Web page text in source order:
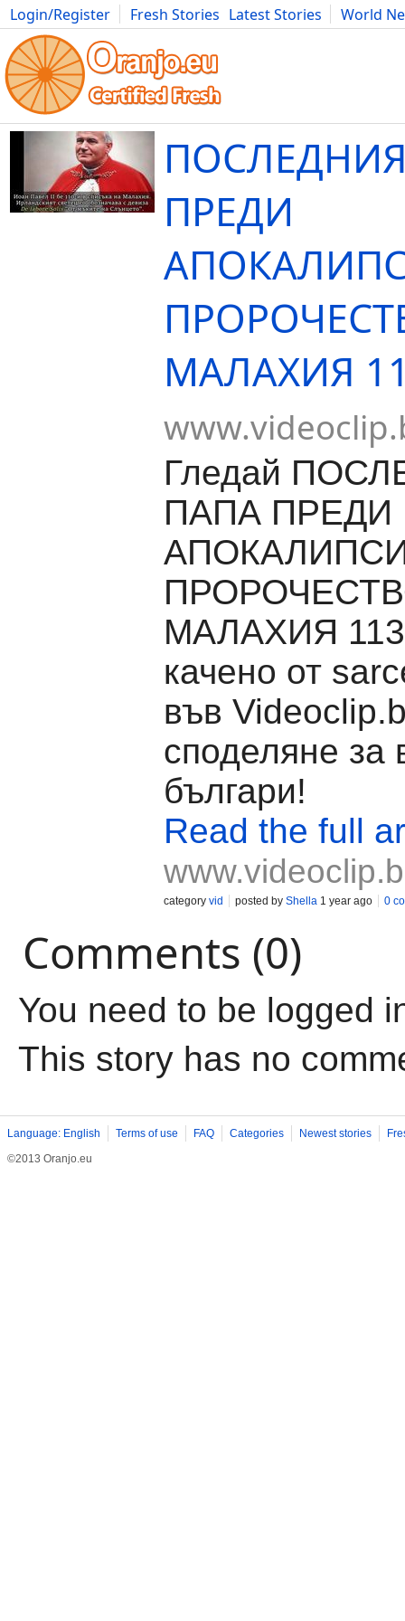
Login/Register Fresh Stories Latest Stories
World
Movies Anime Music Art Cars Advice Science
ПРЕДИ
МАЛАХИЯ
Гледай
ПАПА ПРЕДИ
МАЛАХИЯ
качено от
във
споделяне за
българи!
Read the full
category vid posted by Shella 1 year ago 0
Comments (0)
You need to be logged
This story has no
Language: English Terms of use FAQ Categories Newest stories
©2013 Oranjo.eu